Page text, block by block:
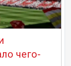
чего-